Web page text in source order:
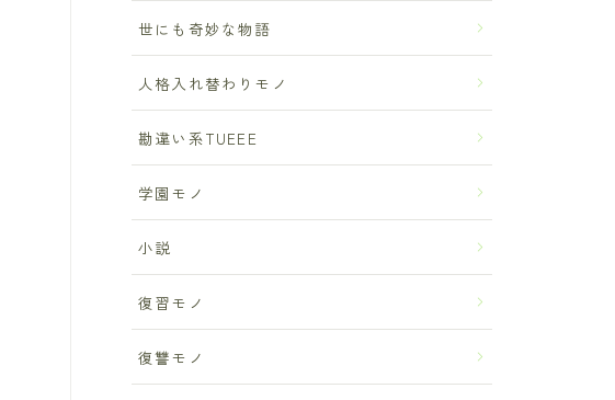
世にも奇妙な物語
人格入れ替わりモノ
勘違い系TUEEE
学園モノ
小説
復習モノ
復讐モノ